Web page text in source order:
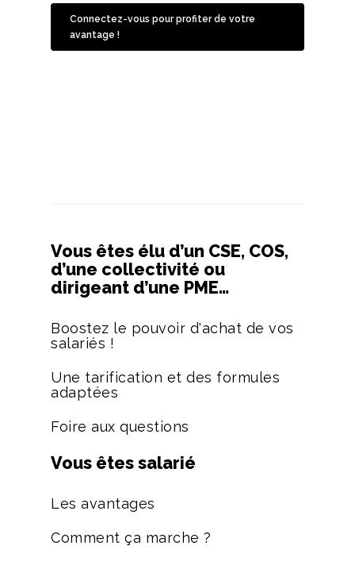
Connectez-vous pour profiter de votre
avantage !
Vous êtes élu d’un CSE, COS,
d’une collectivité ou
dirigeant d’une PME…
Boostez le pouvoir d'achat de vos
salariés !
Une tarification et des formules
adaptées
Foire aux questions
Vous êtes salarié
Les avantages
Comment ça marche ?